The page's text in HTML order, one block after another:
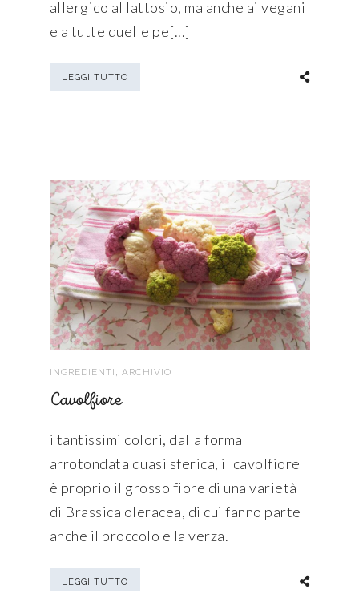
allergico al lattosio, ma anche ai vegani
e a tutte quelle pe[...]
LEGGI TUTTO
INGREDIENTI ARCHIVIO
Cavolfiore
i tantissimi colori, dalla forma
arrotondata quasi sferica, il cavolfiore
è proprio il grosso fiore di una varietà
di Brassica oleracea, di cui fanno parte
anche il broccolo e la verza.
LEGGI TUTTO